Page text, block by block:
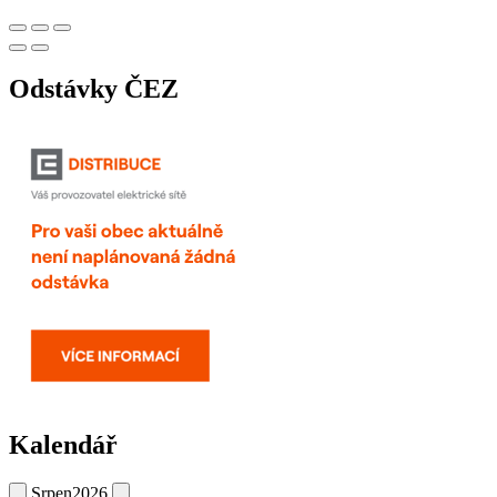
Odstávky ČEZ
Kalendář
Srpen2026